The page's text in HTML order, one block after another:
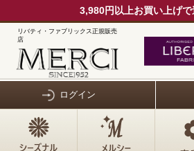
3,980円以上お買い上げ
リバティ・ファブリックス正規販売
店
ログイン